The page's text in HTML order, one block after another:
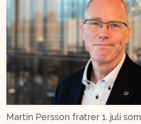
Martin Persson fratrer 1. juli som